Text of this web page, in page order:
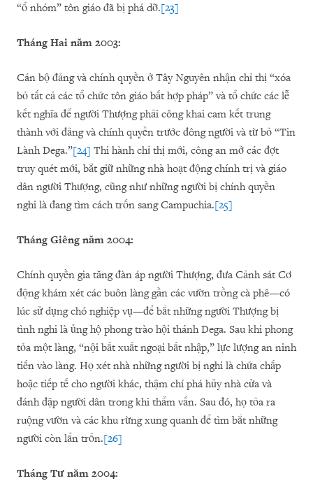
“ổ nhóm” tôn giáo đã bị phá dỡ.[23]
Tháng Hai năm 2003:
Cán bộ đảng và chính quyền ở Tây Nguyên nhận chỉ thị “xóa
bỏ tất cả các tổ chức tôn giáo bất hợp pháp” và tổ chức các lễ
kết nghĩa để người Thượng phải công khai cam kết trung
thành với đảng và chính quyền trước đông người và từ bỏ “Tin
Lành Dega.”[24] Thi hành chỉ thị mới, công an mở các đợt
truy quét mới, bắt giữ những nhà hoạt động chính trị và giáo
dân người Thượng, cũng như những người bị chính quyền
nghi là đang tìm cách trốn sang Campuchia.[25]
Tháng Giêng năm 2004:
Chính quyền gia tăng đàn áp người Thượng, đưa Cảnh sát Cơ
động khám xét các buôn làng gần các vườn trồng cà phê—có
lúc sử dụng chó nghiệp vụ—để bắt những người Thượng bị
tình nghi là ủng hộ phong trào hội thánh Dega. Sau khi phong
tỏa một làng, “nội bất xuất ngoại bất nhập,” lực lượng an ninh
tiến vào làng. Họ xét nhà những người bị nghi là chứa chấp
hoặc tiếp tế cho người khác, thậm chí phá hủy nhà cửa và
đánh đập người dân trong khi thẩm vấn. Sau đó, họ tỏa ra
ruộng vườn và các khu rừng xung quanh để tìm bắt những
người còn lẩn trốn.[26]
Tháng Tư năm 2004: